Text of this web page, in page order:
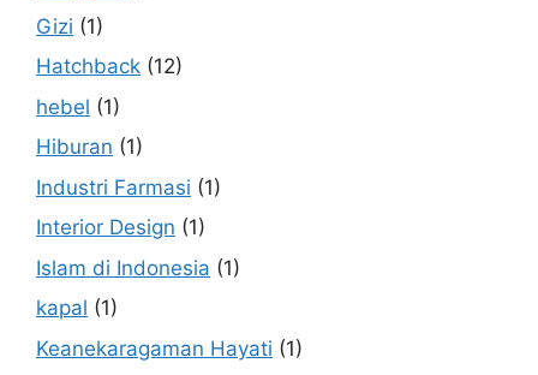
Gizi (1)
Hatchback (12)
hebel (1)
Hiburan (1)
Industri Farmasi (1)
Interior Design (1)
Islam di Indonesia (1)
kapal (1)
Keanekaragaman Hayati (1)